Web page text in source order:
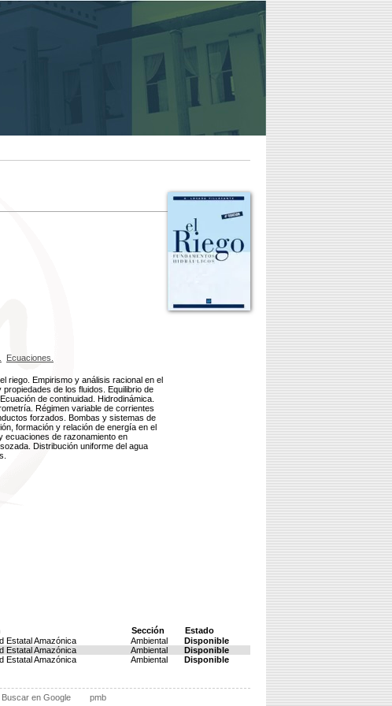
Ecuaciones.
riego. Empirismo y análisis racional en el
de los fluidos. Equilibrio de
de continuidad. Hidrodinámica.
Régimen variable de corrientes
forzados. Bombas y sistemas de
formación y relación de energía en el
ecuaciones de razonamiento en
Distribución uniforme del agua
Sección
Estado
Estatal Amazónica Ambiental
Disponible
Estatal Amazónica Ambiental
Disponible
Estatal Amazónica Ambiental Disponible
Buscar en Google pmb